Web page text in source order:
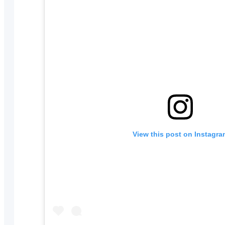
View this post on